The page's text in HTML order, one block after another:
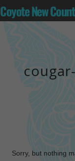
Coyote New
Sorry, but nothing